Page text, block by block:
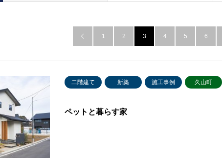
 1 2 3 4 5 6
二階建て 新築 施工事例 久山町
ペットと暮らす家